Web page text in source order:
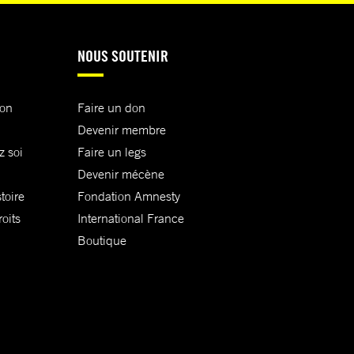
soi
NOUS SOUTENIR
Faire un don
Devenir membre
Faire un legs
Devenir mécène
Fondation Amnesty
International France
Boutique